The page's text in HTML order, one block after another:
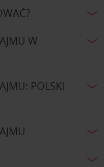
W
POLSKI